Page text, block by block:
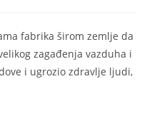
fabrika širom zemlje da
zagađenja vazduha i
i ugrozio zdravlje ljudi,